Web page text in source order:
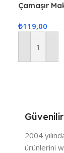
Çamaşır
₺119,00
Sepete Ekle
2004
ürünlerini